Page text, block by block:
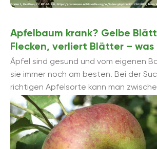
Apfelbaum krank? Gelbe
Flecken, verliert Blätter – was
Äpfel sind gesund und vom eigenen
sie immer noch am besten. Bei der
richtigen Apfelsorte kann man
verschiedenen
und Erntezeitpunkten wählen. ...